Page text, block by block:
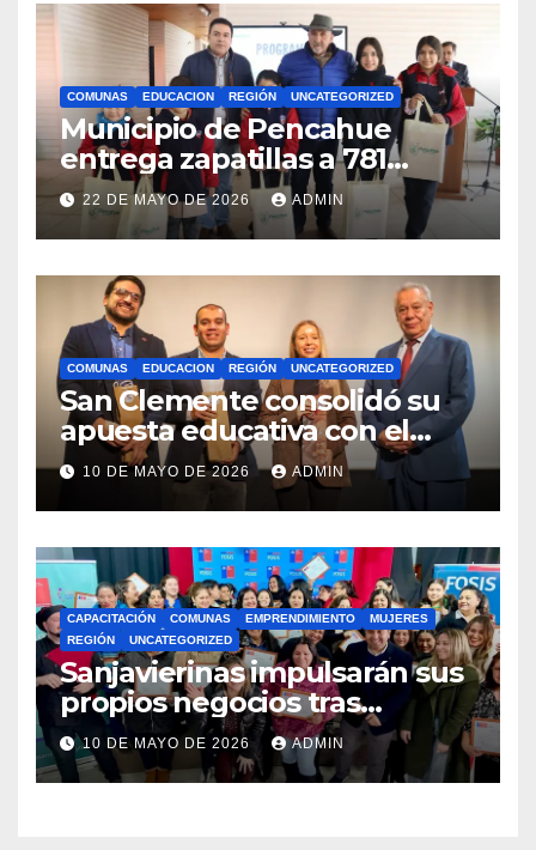
COMUNAS EDUCACION REGIÓN UNCATEGORIZED
Municipio de Pencahue
entrega zapatillas a 781
estudiantes con recursos del
Royalty Minero
22 DE MAYO DE 2026 ADMIN
COMUNAS EDUCACION REGIÓN UNCATEGORIZED
San Clemente consolidó su
apuesta educativa con el
lanzamiento del
Preuniversitario Brotes 2026
10 DE MAYO DE 2026 ADMIN
CAPACITACIÓN COMUNAS EMPRENDIMIENTO
MUJERES
REGIÓN
UNCATEGORIZED
Sanjavierinas impulsarán sus
propios negocios tras
capacitarse junto al FOSIS
10 DE MAYO DE 2026 ADMIN